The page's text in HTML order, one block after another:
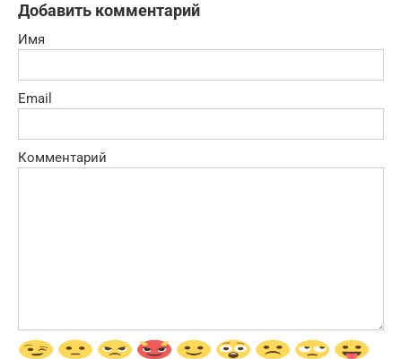
Добавить комментарий
Имя
Email
Комментарий